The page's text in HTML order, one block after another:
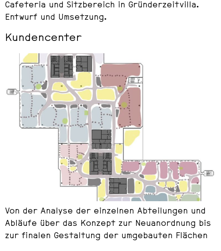
Cafeteria und Sitzbereich in Gründerzeitvilla.
Entwurf und Umsetzung.
Kundencenter
Von der Analyse der einzelnen Abteilungen und
Abläufe über das Konzept zur Neuanordnung bis
zur finalen Gestaltung der umgebauten Flächen